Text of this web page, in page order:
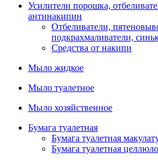
Усилители порошка,
антинакипин
Отбеливатели,
подкрахмаливатели,
Средства от накипи
Мыло жидкое
Мыло туалетное
Мыло хозяйственное
Бумага туалетная
Бумага туалетная
Бумага туалетная